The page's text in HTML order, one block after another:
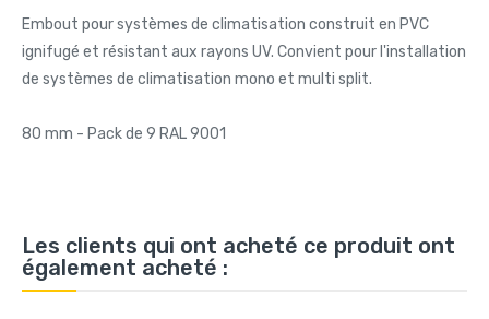
Embout pour systèmes de climatisation construit en PVC
ignifugé et résistant aux rayons UV. Convient pour l'installation
de systèmes de climatisation mono et multi split.
80 mm - Pack de 9 RAL 9001
Les clients qui ont acheté ce produit ont
également acheté :